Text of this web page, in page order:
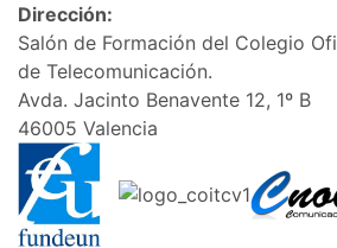
Dirección:
Salón de Formación del Colegio
de Telecomunicación.
Avda. Jacinto Benavente 12, 1º B
46005 Valencia